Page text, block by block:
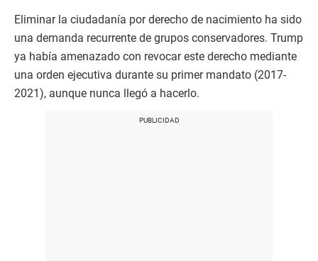
Eliminar la ciudadanía por derecho de nacimiento ha sido
una demanda recurrente de grupos conservadores. Trump
ya había amenazado con revocar este derecho mediante
una orden ejecutiva durante su primer mandato (2017-
2021), aunque nunca llegó a hacerlo.